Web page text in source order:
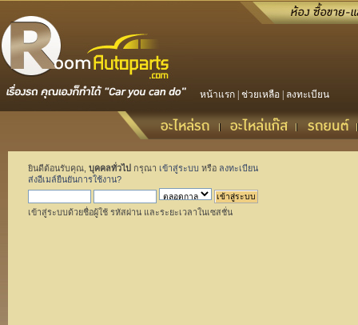
หน้าแรก ช่วยเหลือ ลงทะเบียน
ยินดีต้อนรับคุณ, บุคคลทั่วไป กรุณา เข้าสู่ระบบ หรือ ลงทะเบียน
ส่งอีเมล์ยืนยันการใช้งาน?
เข้าสู่ระบบด้วยชื่อผู้ใช้ รหัสผ่าน และระยะเวลาในเซสชั่น